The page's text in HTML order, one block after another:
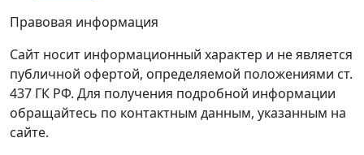
Правовая информация
Сайт носит информационный характер и не является
публичной офертой, определяемой положениями ст.
437 ГК РФ. Для получения подробной информации
обращайтесь по контактным данным, указанным на
сайте.